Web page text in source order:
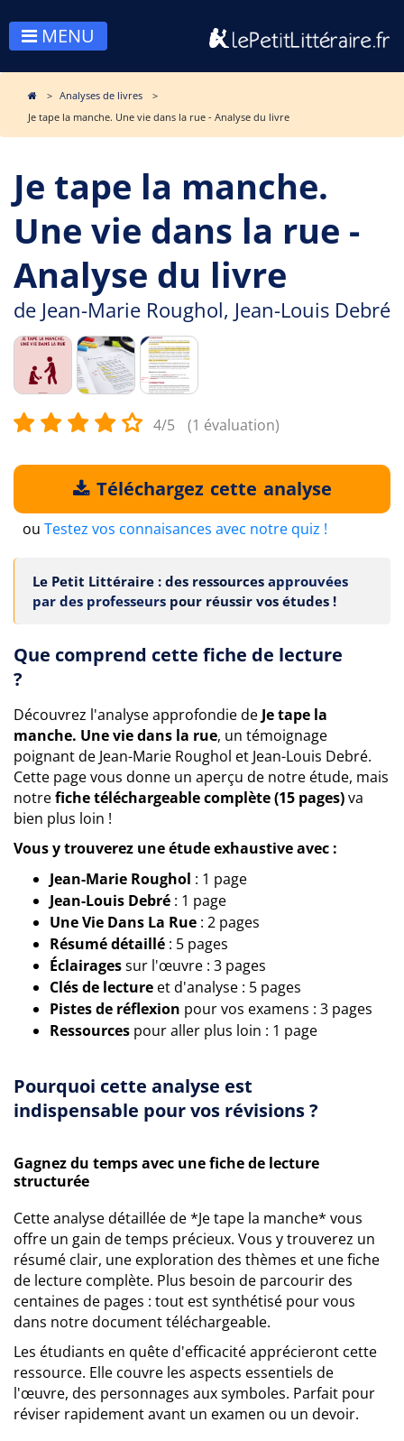
MENU
Analyses de livres
Je tape la manche. Une vie dans la rue - Analyse du livre
Je tape la manche.
Une vie dans la rue -
Analyse du livre
de Jean-Marie Roughol, Jean-Louis Debré
4/5 (1 évaluation)
Téléchargez cette analyse
ou Testez vos connaisances avec notre quiz !
Le Petit Littéraire : des ressources approuvées
par des professeurs pour réussir vos études !
Que comprend cette fiche de lecture
?
Découvrez l'analyse approfondie de Je tape la
manche. Une vie dans la rue, un témoignage
poignant de Jean-Marie Roughol et Jean-Louis Debré.
Cette page vous donne un aperçu de notre étude, mais
notrefiche téléchargeable complète (15 pages)va
bien plus loin !
Vous y trouverez une étude exhaustive avec :
Jean-Marie Roughol : 1 page
Jean-Louis Debré : 1 page
Une Vie Dans La Rue : 2 pages
Résumé détaillé : 5 pages
Éclairagessur l'œuvre : 3 pages
Clés de lecture et d'analyse : 5 pages
Pistes de réflexion pour vos examens : 3 pages
Ressources pour aller plus loin : 1 page
Pourquoi cette analyse est
indispensable pour vos révisions ?
Gagnez du temps avec une fiche de lecture
structurée
Cette analyse détaillée de *Je tape la manche* vous
offre un gain de temps précieux. Vous y trouverez un
résumé clair, une exploration des thèmes et une fiche
de lecture complète. Plus besoin de parcourir des
centaines de pages : tout est synthétisé pour vous
dans notre document téléchargeable.
Les étudiants en quête d'efficacité apprécieront cette
ressource. Elle couvre les aspects essentiels de
l'œuvre, des personnages aux symboles. Parfait pour
réviser rapidement avant un examen ou un devoir.